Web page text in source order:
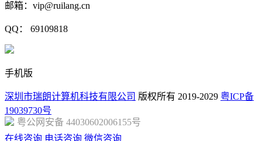
邮箱：vip@ruilang.cn
QQ： 69109818
手机版
深圳市瑞朗计算机科技有限公司 版权所有 2019-2029 粤ICP备
19039730号
粤公网安备 44030602006155号
在线咨询 电话咨询 微信咨询